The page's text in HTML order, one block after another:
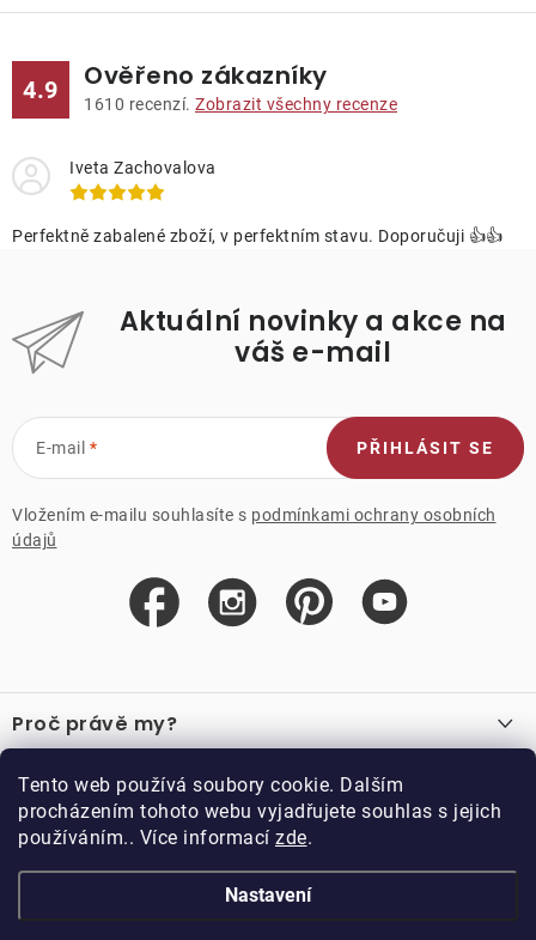
Tento web používá soubory cookie. Dalším
procházením tohoto webu vyjadřujete souhlas s jejich
používáním.. Více informací zde.
Nastavení
4.9 Ověřeno zákazníky
1610 recenzí. Zobrazit všechny recenze
Iveta Zachovalova
Perfektně zabalené zboží, v perfektním stavu. Doporučuji 👍👍
Aktuální novinky a akce na
váš e-mail
E-mail
Vložením e-mailu souhlasíte s podmínkami ochrany osobních
údajů
PŘIHLÁSIT SE
á
p
a
Proč právě my?
Recenze
Důležité odkazy
Velkoobchod
Vzorková prodejna
Kariéra
O nákupu
Obchodní podmínky